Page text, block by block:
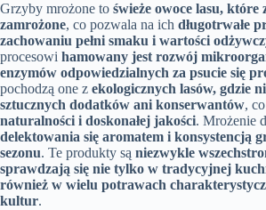
Grzyby mrożone to świeże owoce lasu, które
zamrożone, co pozwala na ich długotrwałe
zachowaniu pełni smaku i wartości
procesowi hamowany jest rozwój
enzymów odpowiedzialnych za psucie się
pochodzą one z ekologicznych lasów, gdzie
sztucznych dodatków ani konserwantów,
naturalności i doskonałej jakości. Mrożenie
delektowania się aromatem i konsystencją
sezonu. Te produkty są niezwykle
sprawdzają się nie tylko w tradycyjnej
również w wielu potrawach
kultur.